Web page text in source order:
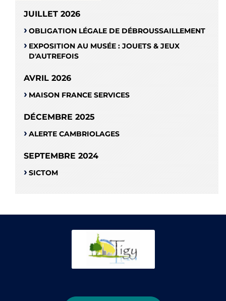
JUILLET 2026
OBLIGATION LÉGALE DE DÉBROUSSAILLEMENT
EXPOSITION AU MUSÉE : JOUETS & JEUX
D'AUTREFOIS
AVRIL 2026
MAISON FRANCE SERVICES
DÉCEMBRE 2025
ALERTE CAMBRIOLAGES
SEPTEMBRE 2024
SICTOM